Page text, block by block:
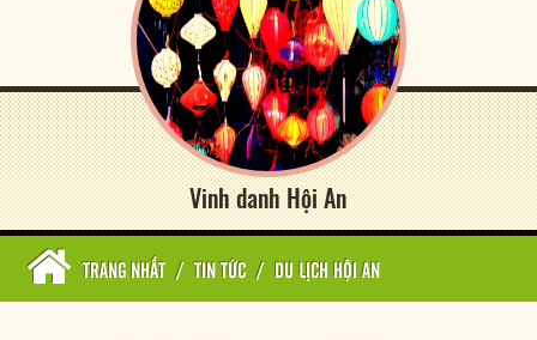
Vinh danh Hội An
TRANG NHẤT / TIN TỨC / DU LỊCH HỘI AN